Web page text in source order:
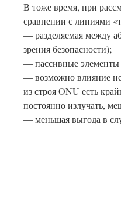
В тоже время, при
сравнении с линиями
— разделяемая между
зрения безопасности);
— пассивные элементы
— возможно влияние
из строя ONU есть
постоянно излучать,
— меньшая выгода в